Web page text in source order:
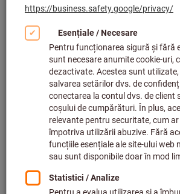
Faceți clic pentru a mări imaginea